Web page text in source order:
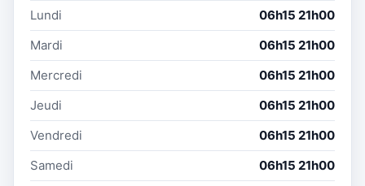
Lundi
06h15 21h00
Mardi
06h15 21h00
Mercredi
06h15 21h00
Jeudi
06h15 21h00
Vendredi
06h15 21h00
Samedi
06h15 21h00